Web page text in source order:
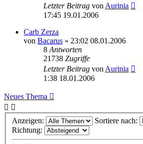
Letzter Beitrag von Aurinia
17:45 19.01.2006
Carb Zerza
von Bacarus » 23:02 08.01.2006
8 Antworten
21738 Zugriffe
Letzter Beitrag von Aurinia
1:38 18.01.2006
Neues Thema
Anzeigen:
Sortiere nach:
Richtung: